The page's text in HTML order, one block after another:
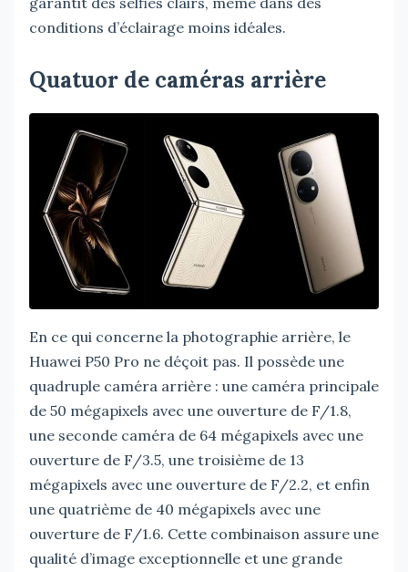
conditions d’éclairage moins idéales.
Quatuor de caméras arrière
En ce qui concerne la photographie arrière, le
Huawei P50 Pro ne déçoit pas. Il possède une
quadruple caméra arrière : une caméra principale
de 50 mégapixels avec une ouverture de F/1.8,
une seconde caméra de 64 mégapixels avec une
ouverture de F/3.5, une troisième de 13
mégapixels avec une ouverture de F/2.2, et enfin
une quatrième de 40 mégapixels avec une
ouverture de F/1.6. Cette combinaison assure une
qualité d’image exceptionnelle et une grande